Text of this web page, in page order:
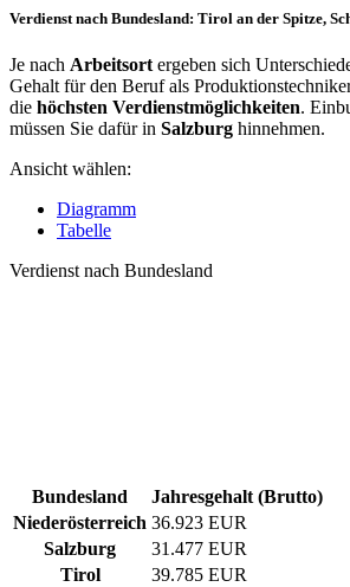
Verdienst nach Bundesland: Tirol an der Spitze,
Je nach Arbeitsort ergeben sich
Gehalt für den Beruf als
die höchsten Verdienstmöglichkeiten.
müssen Sie dafür in Salzburg hinnehmen.
Ansicht wählen:
Diagramm
Tabelle
Verdienst nach Bundesland
Bundesland
Jahresgehalt (Brutto)
Niederösterreich 36.923 EUR
Salzburg
31.477 EUR
Tirol
39.785 EUR